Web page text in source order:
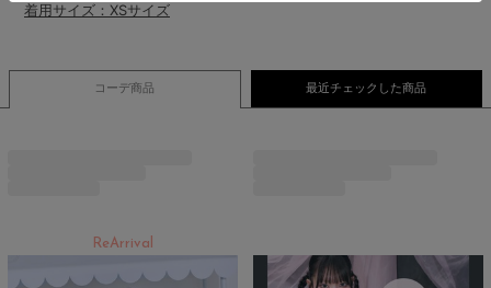
着用サイズ：XSサイズ
コーデ商品 最近チェックした商品
ReArrival